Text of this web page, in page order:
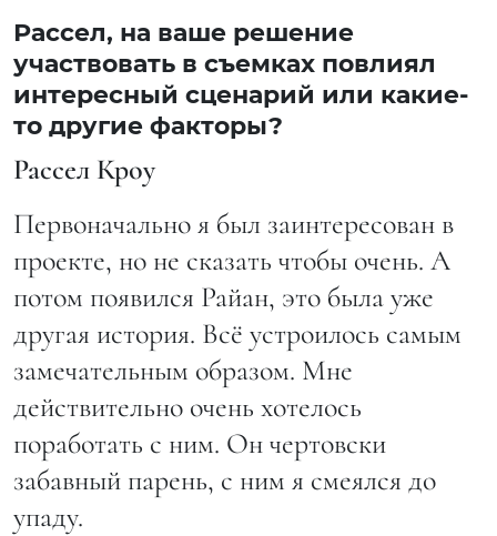
Рассел, на ваше решение
участвовать в съемках повлиял
интересный сценарий или какие-
то другие факторы?
Рассел Кроу
Первоначально я был заинтересован в
проекте, но не сказать чтобы очень. А
потом появился Райан, это была уже
другая история. Всё устроилось самым
замечательным образом. Мне
действительно очень хотелось
поработать с ним. Он чертовски
забавный парень, с ним я смеялся до
упаду.